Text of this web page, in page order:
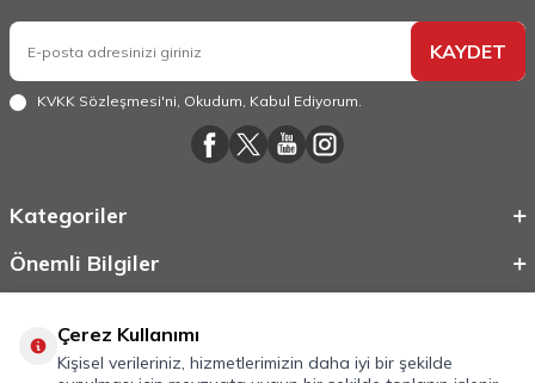
KAYDET
KVKK Sözleşmesi'ni, Okudum, Kabul Ediyorum.
Kategoriler
Önemli Bilgiler
Çerez Kullanımı
Kişisel verileriniz, hizmetlerimizin daha iyi bir şekilde